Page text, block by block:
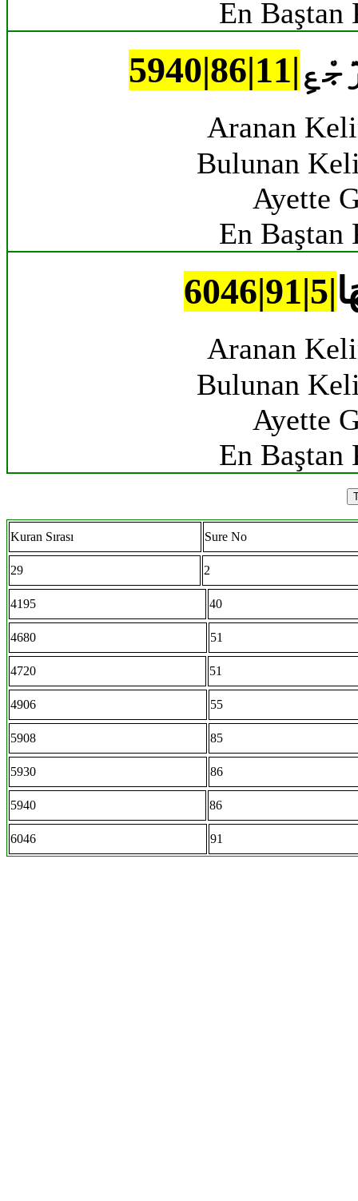
En Baştan
Aranan
Bulunan
Ayette
En Baştan
Aranan
Bulunan
Ayette
En Baştan
Kuran Sırası Sure No
29 2
4195 40
4680 51
4720 51
4906 55
5908 85
5930 86
5940 86
6046 91